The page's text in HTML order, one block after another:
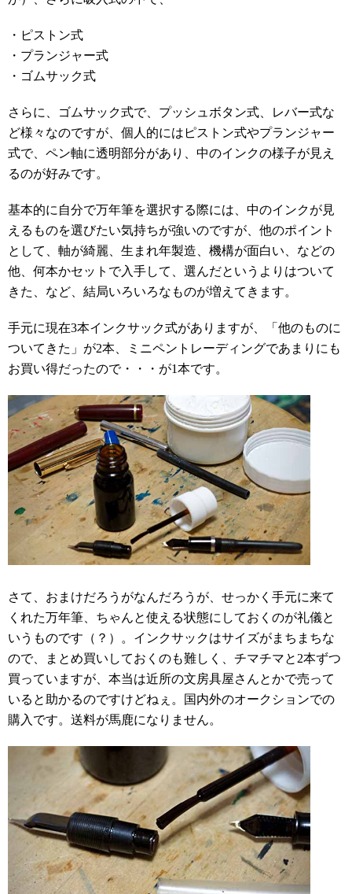
・ピストン式
・プランジャー式
・ゴムサック式
さらに、ゴムサック式で、プッシュボタン式、レバー式な
ど様々なのですが、個人的にはピストン式やプランジャー
式で、ペン軸に透明部分があり、中のインクの様子が見え
るのが好みです。
基本的に自分で万年筆を選択する際には、中のインクが見
えるものを選びたい気持ちが強いのですが、他のポイント
として、軸が綺麗、生まれ年製造、機構が面白い、などの
他、何本かセットで入手して、選んだというよりはついて
きた、など、結局いろいろなものが増えてきます。
手元に現在3本インクサック式がありますが、「他のものに
ついてきた」が2本、ミニペントレーディングであまりにも
お買い得だったので・・・が1本です。
さて、おまけだろうがなんだろうが、せっかく手元に来て
くれた万年筆、ちゃんと使える状態にしておくのが礼儀と
いうものです（？）。インクサックはサイズがまちまちな
ので、まとめ買いしておくのも難しく、チマチマと2本ずつ
買っていますが、本当は近所の文房具屋さんとかで売って
いると助かるのですけどねぇ。国内外のオークションでの
購入です。送料が馬鹿になりません。